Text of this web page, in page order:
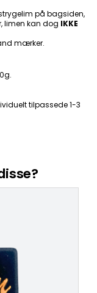
på bagsiden,
limen kan dog IKKE
mærker.
tilpassede 1-3